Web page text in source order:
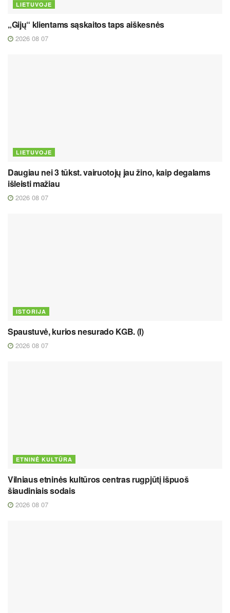
LIETUVOJE
„Gijų“ klientams sąskaitos taps aiškesnės
2026 08 07
LIETUVOJE
Daugiau nei 3 tūkst. vairuotojų jau žino, kaip degalams
išleisti mažiau
2026 08 07
ISTORIJA
Spaustuvė, kurios nesurado KGB. (I)
2026 08 07
ETNINĖ KULTŪRA
Vilniaus etninės kultūros centras rugpjūtį išpuoš
šiaudiniais sodais
2026 08 07